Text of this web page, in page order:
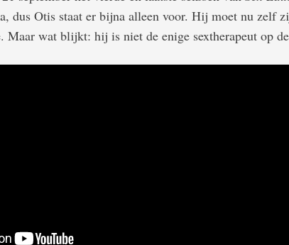
dus Otis staat er bijna alleen voor. Hij moet nu zelf
Maar wat blijkt: hij is niet de enige sextherapeut op